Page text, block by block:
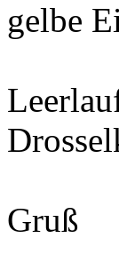
gelbe
Gruß